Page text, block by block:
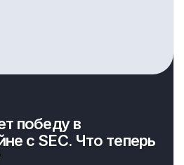
победу в
с SEC. Что теперь